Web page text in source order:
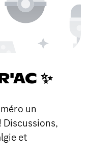
✨
un
Discussions,
et